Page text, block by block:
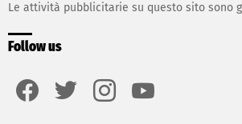
Le attività pubblicitarie su questo sito sono
Follow us